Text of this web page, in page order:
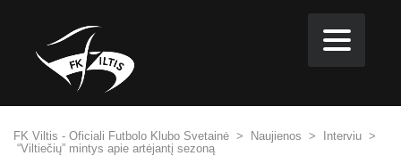
FK Viltis - Oficiali Futbolo Klubo Svetainė > Naujienos > Interviu >
“Viltiečių” mintys apie artėjantį sezoną